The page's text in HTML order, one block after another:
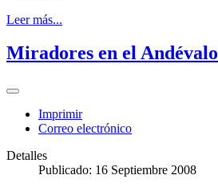
Leer más...
Miradores en el Andévalo
Imprimir
Correo electrónico
Detalles
Publicado: 16 Septiembre 2008